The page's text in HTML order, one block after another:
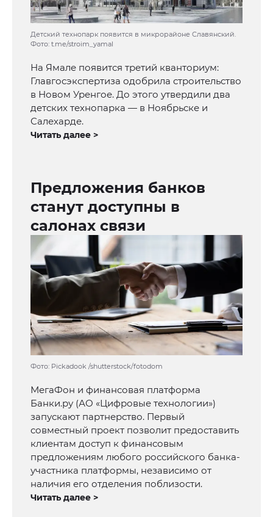
Детский технопарк появится в микрорайоне Славянский.
Фото: t.me/stroim_yamal
На Ямале появится третий кванториум:
Главгосэкспертиза одобрила строительство
в Новом Уренгое. До этого утвердили два
детских технопарка — в Ноябрьске и
Салехарде.
Читать далее >
Предложения банков
станут доступны в
салонах связи
Фото: Pickadook /shutterstock/fotodom
МегаФон и финансовая платформа
Банки.ру (АО «Цифровые технологии»)
запускают партнерство. Первый
совместный проект позволит предоставить
клиентам доступ к финансовым
предложениям любого российского банка-
участника платформы, независимо от
наличия его отделения поблизости.
Читать далее >